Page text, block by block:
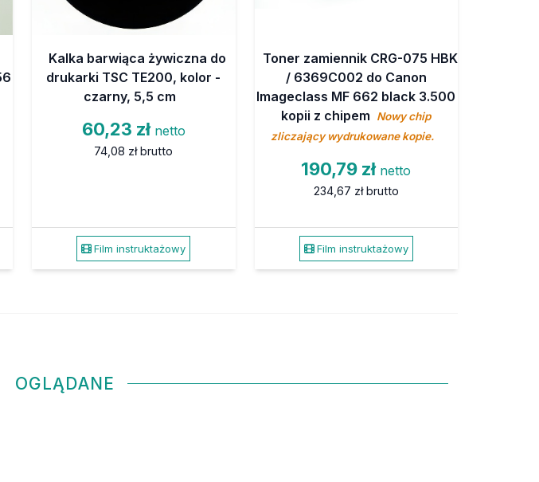
Kalka barwiąca żywiczna do
drukarki TSC TE200, kolor -
czarny, 5,5 cm
60,23 zł netto
74,08 zł brutto
Film instruktażowy
Toner zamiennik CRG-075 HBK
/ 6369C002 do Canon
Imageclass MF 662 black 3.500
kopii z chipem
Nowy chip
zliczający wydrukowane kopie.
190,79 zł netto
234,67 zł brutto
Film instruktażowy
OGLĄDANE